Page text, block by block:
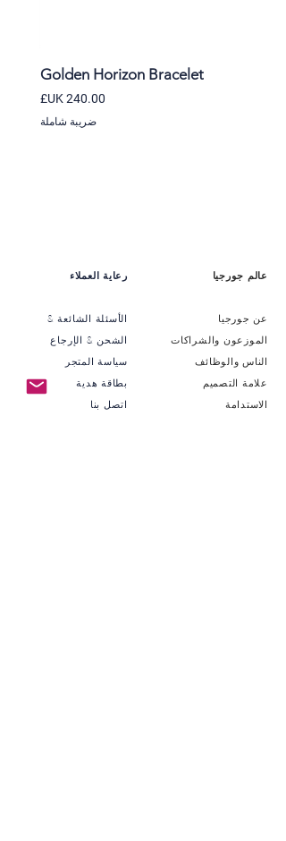
Golden Horizon Bracelet
السعر
ضريبة شاملة
رعاية العملاء
الأسئلة الشائعة &
الشحن & الإرجاع
سياسة المتجر
بطاقة هدية
اتصل بنا
عالم جورجيا
عن جورجيا
الموزعون والشراكات
الناس والوظائف
علامة التصميم
الاستدامة